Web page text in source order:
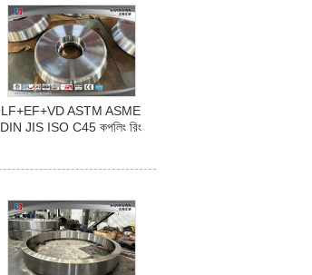
LF+EF+VD ASTM ASME
DIN JIS ISO C45 কপলিং রিং